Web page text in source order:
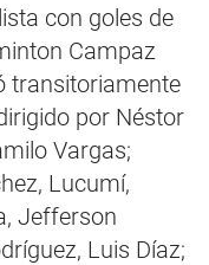
con goles de
Campaz
transitoriamente
por Néstor
Vargas;
Lucumí,
Jefferson
Luis Díaz;